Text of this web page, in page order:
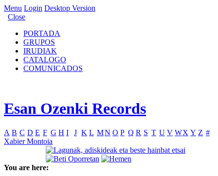
Menu Login Desktop Version
Close
PORTADA
GRUPOS
IRUDIAK
CATALOGO
COMUNICADOS
Esan Ozenki Records
A B C D E F G H I J K L MN O P Q R S T U V WX Y Z #
Xabier Montoia
You are here: